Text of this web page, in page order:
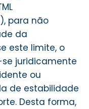
para não
da
este limite, o
juridicamente
ou
de estabilidade
Desta forma,